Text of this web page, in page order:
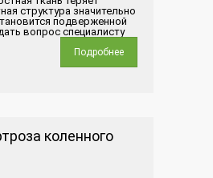
структура значительно
подверженной
вопрос специалисту
Подробнее
коленного